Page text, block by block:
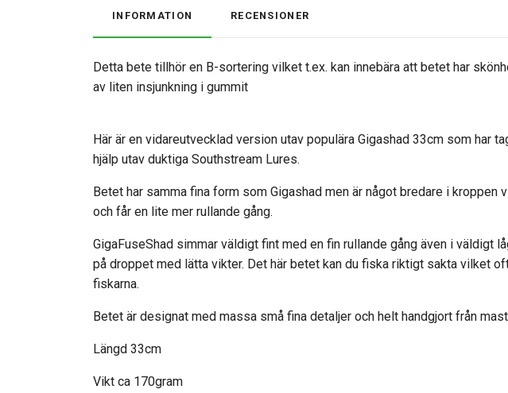
INFORMATION RECENSIONER
Detta bete tillhör en B-sortering vilket t.ex. kan innebära att betet har
av liten insjunkning i gummit
Här är en vidareutvecklad version utav populära Gigashad 33cm som har
hjälp utav duktiga Southstream Lures.
Betet har samma fina form som Gigashad men är något bredare i kroppen
och får en lite mer rullande gång.
GigaFuseShad simmar väldigt fint med en fin rullande gång även i väldigt
på droppet med lätta vikter. Det här betet kan du fiska riktigt sakta vilket
fiskarna.
Betet är designat med massa små fina detaljer och helt handgjort från
Längd 33cm
Vikt ca 170gram